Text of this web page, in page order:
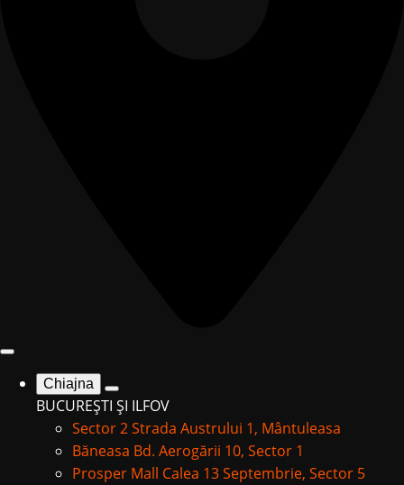
Chiajna
BUCUREȘTI ȘI ILFOV
Sector 2Strada Austrului 1, Mântuleasa
Băneasa Bd. Aerogării 10, Sector 1
Prosper Mall Calea 13 Septembrie, Sector 5